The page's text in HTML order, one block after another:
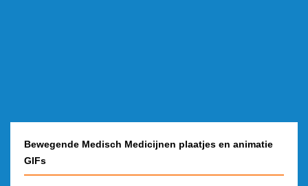
Bewegende Medisch Medicijnen plaatjes en animatie
GIFs